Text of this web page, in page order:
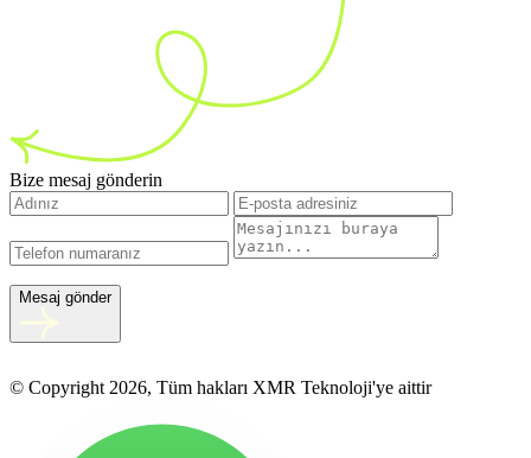
Bize mesaj gönderin
Mesaj gönder
© Copyright 2026, Tüm hakları XMR Teknoloji'ye aittir